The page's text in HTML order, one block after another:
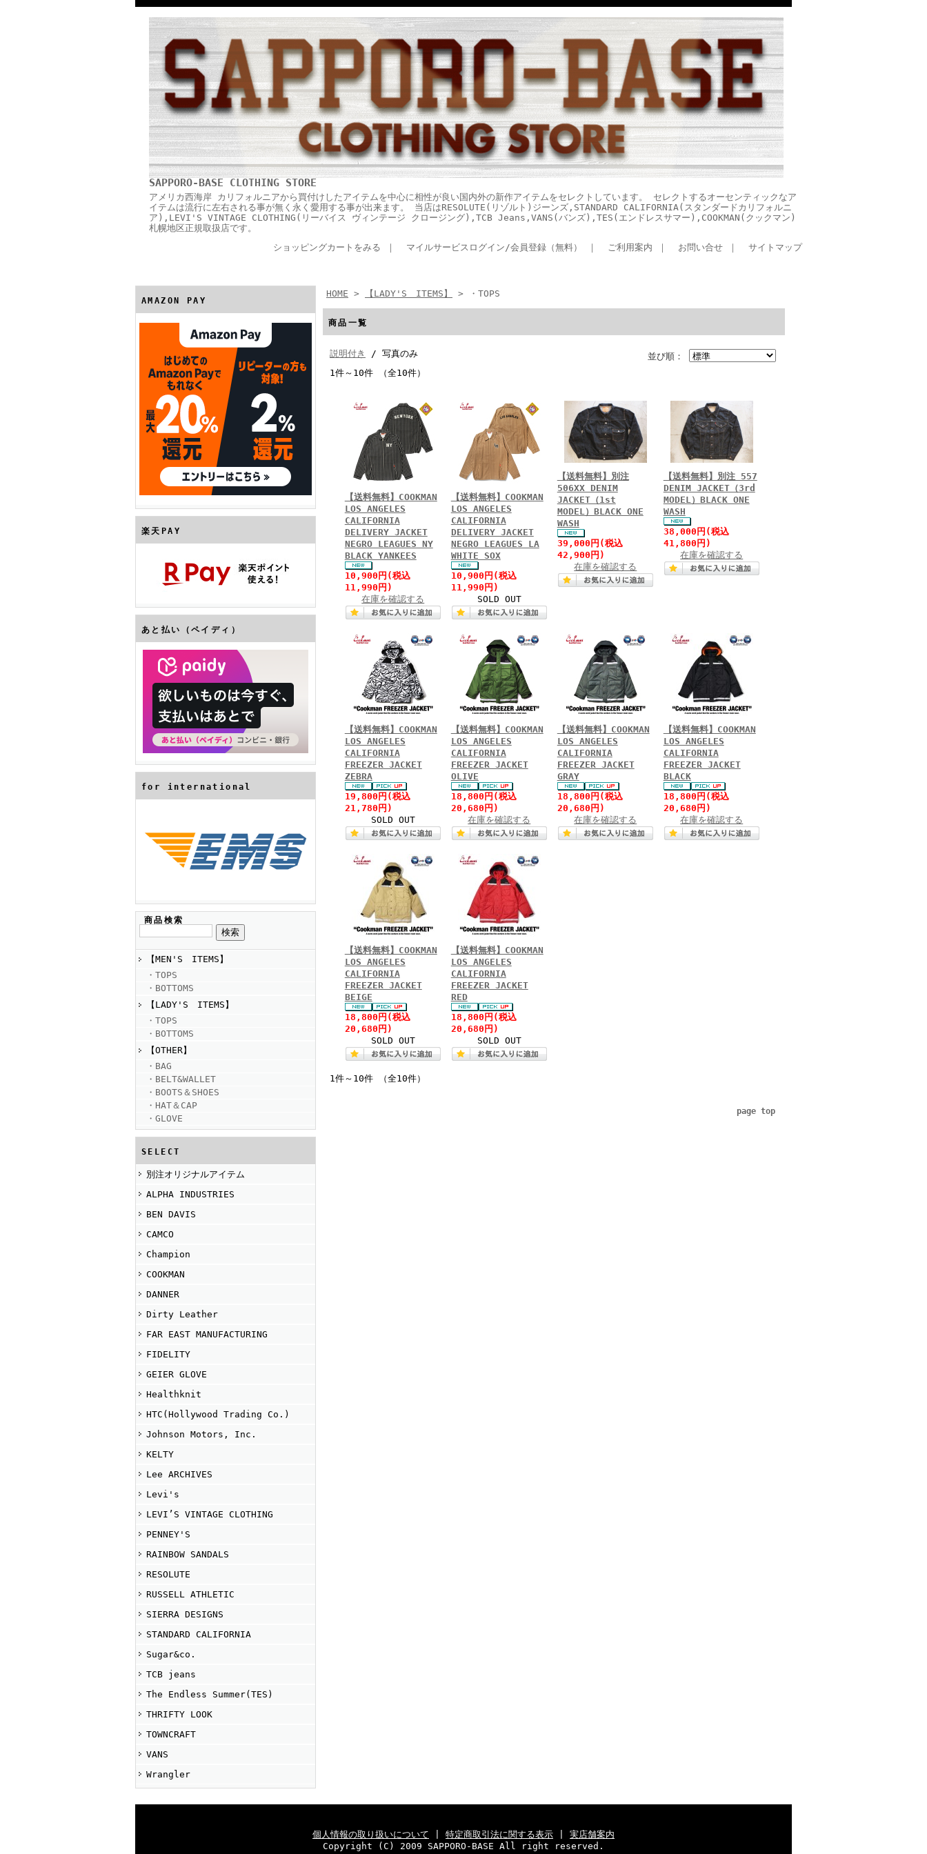
SAPPORO-BASE CLOTHING STORE
アメリカ西海岸 カリフォルニアから買付けしたアイテムを中心に相性が良い国内外の新作アイテムをセレクトしています。 セレクトするオーセンティックなア
イテムは流行に左右される事が無く永く愛用する事が出来ます。 当店はRESOLUTE(リゾルト)ジーンズ,STANDARD CALIFORNIA(スタンダードカリフォルニ
ア),LEVI'S VINTAGE CLOTHING(リーバイス ヴィンテージ クロージング),TCB Jeans,VANS(バンズ),TES(エンドレスサマー),COOKMAN(クックマン)
札幌地区正規取扱店です。
ショッピングカートをみる ｜ マイルサービスログイン/会員登録（無料） ｜ ご利用案内 ｜ お問い合せ ｜ サイトマップ
AMAZON PAY
楽天PAY
あと払い（ペイディ）
for international
商品検索
【MEN'S ITEMS】
・TOPS
・BOTTOMS
【LADY'S ITEMS】
・TOPS
・BOTTOMS
【OTHER】
・BAG
・BELT&WALLET
・BOOTS＆SHOES
・HAT＆CAP
・GLOVE
SELECT
別注オリジナルアイテム
ALPHA INDUSTRIES
BEN DAVIS
CAMCO
Champion
COOKMAN
DANNER
Dirty Leather
FAR EAST MANUFACTURING
FIDELITY
GEIER GLOVE
Healthknit
HTC(Hollywood Trading Co.)
Johnson Motors, Inc.
KELTY
Lee ARCHIVES
Levi's
LEVI’S VINTAGE CLOTHING
PENNEY'S
RAINBOW SANDALS
RESOLUTE
RUSSELL ATHLETIC
SIERRA DESIGNS
STANDARD CALIFORNIA
Sugar&co.
TCB jeans
The Endless Summer(TES)
THRIFTY LOOK
TOWNCRAFT
VANS
Wrangler
HOME > 【LADY'S ITEMS】 > ・TOPS
商品一覧
並び順：
説明付き
/ 写真のみ
1件～10件 （全10件）
【送料無料】COOKMAN
LOS ANGELES
CALIFORNIA
DELIVERY JACKET
NEGRO LEAGUES NY
BLACK YANKEES
10,900円(税込
11,990円)
在庫を確認する
【送料無料】COOKMAN
LOS ANGELES
CALIFORNIA
DELIVERY JACKET
NEGRO LEAGUES LA
WHITE SOX
10,900円(税込
11,990円)
SOLD OUT
【送料無料】別注
506XX DENIM
JACKET（1st
MODEL）BLACK ONE
WASH
39,000円(税込
42,900円)
在庫を確認する
【送料無料】別注 557
DENIM JACKET（3rd
MODEL）BLACK ONE
WASH
38,000円(税込
41,800円)
在庫を確認する
【送料無料】COOKMAN
LOS ANGELES
CALIFORNIA
FREEZER JACKET
ZEBRA
19,800円(税込
21,780円)
SOLD OUT
【送料無料】COOKMAN
LOS ANGELES
CALIFORNIA
FREEZER JACKET
OLIVE
18,800円(税込
20,680円)
在庫を確認する
【送料無料】COOKMAN
LOS ANGELES
CALIFORNIA
FREEZER JACKET
GRAY
18,800円(税込
20,680円)
在庫を確認する
【送料無料】COOKMAN
LOS ANGELES
CALIFORNIA
FREEZER JACKET
BLACK
18,800円(税込
20,680円)
在庫を確認する
【送料無料】COOKMAN
LOS ANGELES
CALIFORNIA
FREEZER JACKET
BEIGE
18,800円(税込
20,680円)
SOLD OUT
【送料無料】COOKMAN
LOS ANGELES
CALIFORNIA
FREEZER JACKET
RED
18,800円(税込
20,680円)
SOLD OUT
1件～10件 （全10件）
page top
個人情報の取り扱いについて 特定商取引法に関する表示
実店舗案内
Copyright (C) 2009 SAPPORO-BASE All right reserved.